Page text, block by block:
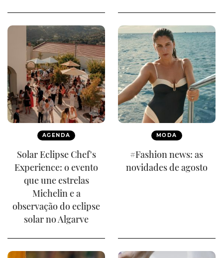
AGENDA
Solar Eclipse Chef's
Experience: o evento
que une estrelas
Michelin e a
observação do eclipse
solar no Algarve
MODA
#Fashion news: as
novidades de agosto